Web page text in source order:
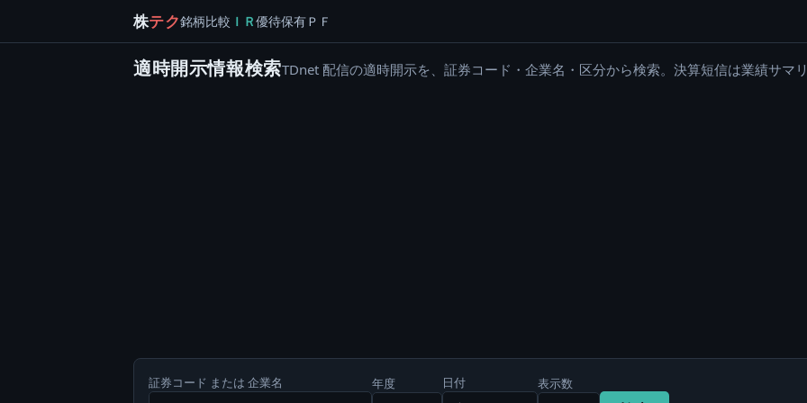
株テク銘柄比較 ＩＲ優待保有ＰＦ
適時開示情報検索TDnet 配信の適時開示を、証券コード・企業名・区分から検索。決算短信は業績サマ
証券コード または 企業名 年度 日付 表示数